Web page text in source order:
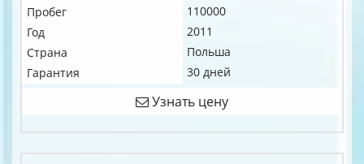
Пробег
110000
Год
2011
Страна
Польша
Гарантия
30 дней
Узнать цену